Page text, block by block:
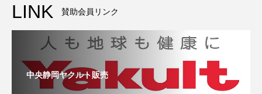
LINK 賛助会員リンク
中央静岡ヤクルト販売